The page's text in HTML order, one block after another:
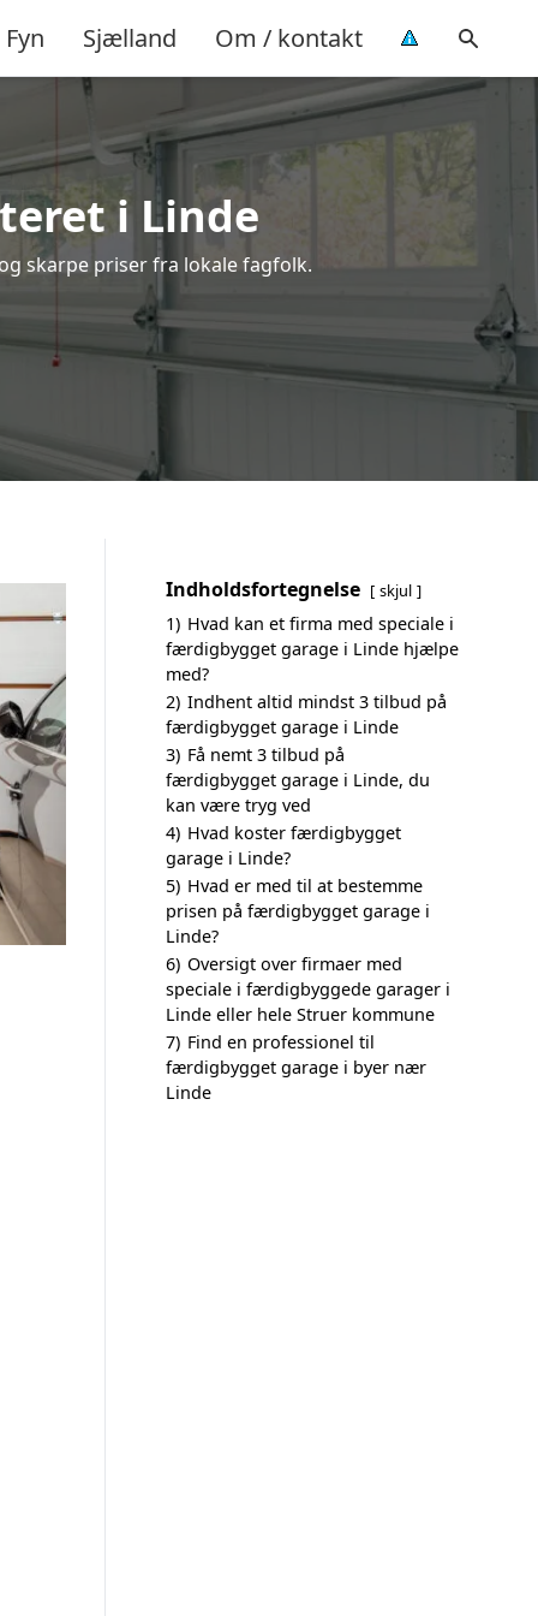
Fyn Sjælland Om / kontakt
i Linde
skarpe priser fra lokale fagfolk.
Indholdsfortegnelse skjul
1) Hvad kan et firma med speciale i
færdigbygget garage i Linde hjælpe
med?
2) Indhent altid mindst 3 tilbud på
færdigbygget garage i Linde
3) Få nemt 3 tilbud på
færdigbygget garage i Linde, du
kan være tryg ved
4) Hvad koster færdigbygget
garage i Linde?
5) Hvad er med til at bestemme
prisen på færdigbygget garage i
Linde?
6) Oversigt over firmaer med
speciale i færdigbyggede garager i
Linde eller hele Struer kommune
7) Find en professionel til
færdigbygget garage i byer nær
Linde